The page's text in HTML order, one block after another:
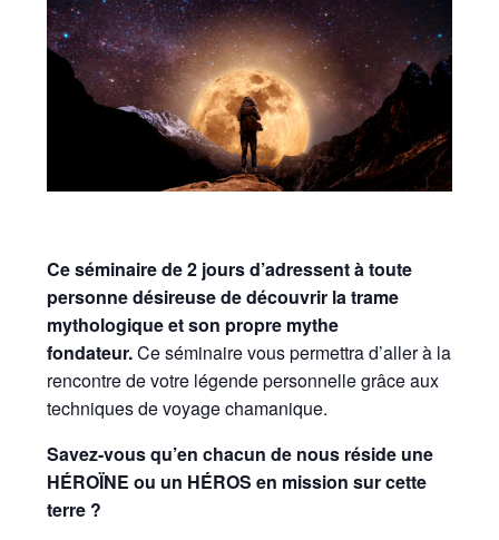
Ce séminaire de 2 jours d’adressent à toute
personne désireuse de découvrir la trame
mythologique et son propre mythe
fondateur.Ce séminaire vous permettra d’aller à la
rencontre de votre légende personnelle grâce aux
techniques de voyage chamanique.
Savez-vous qu’en chacun de nous réside une
HÉROÏNE ou un HÉROS en mission sur cette
terre ?